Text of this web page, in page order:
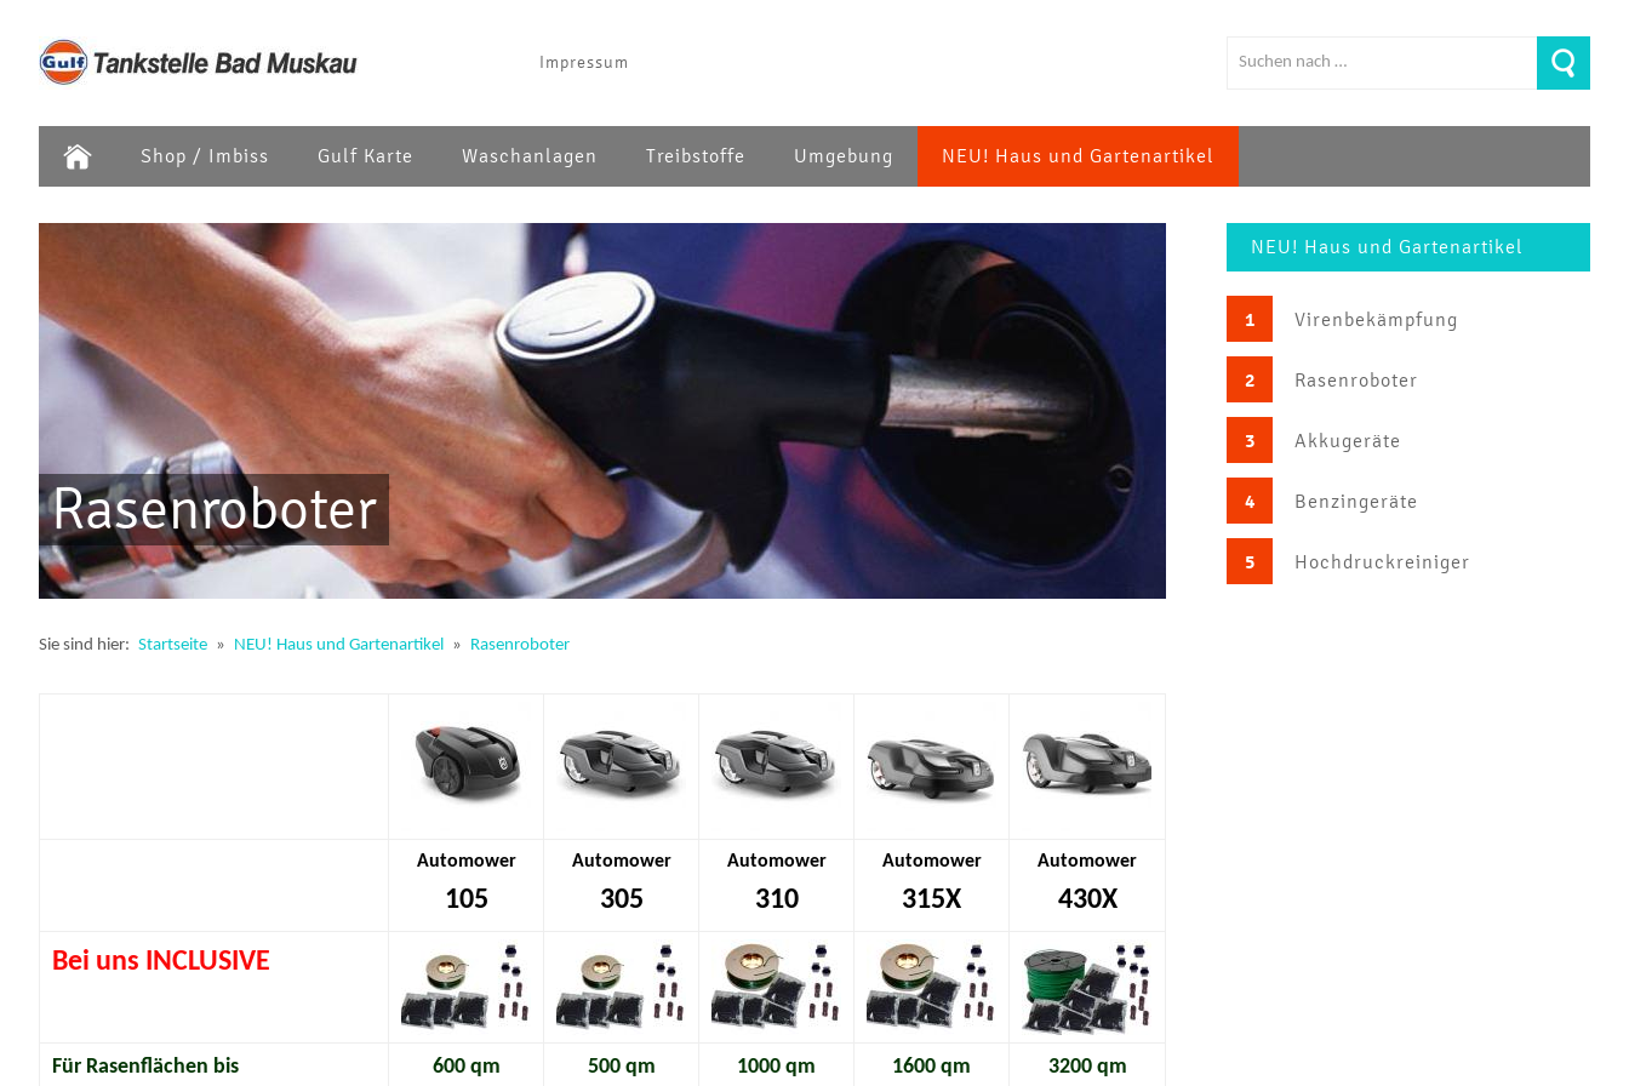
Impressum
Shop / Imbiss Gulf Karte Waschanlagen Treibstoffe Umgebung NEU! Haus und Gartenartikel
NEU! Haus und Gartenartikel
1 Virenbekämpfung
2 Rasenroboter
3 Akkugeräte
4 Benzingeräte
5 Hochdruckreiniger
Rasenroboter
Sie sind hier: Startseite » NEU! Haus und Gartenartikel » Rasenroboter
Automower
105
Automower
305
Automower
310
Automower
315X
Automower
430X
Bei uns INCLUSIVE
Für Rasenflächen bis 600 qm 500 qm 1000 qm 1600 qm 3200 qm